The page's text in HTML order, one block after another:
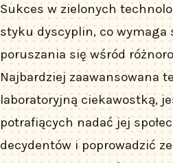
Sukces w zielonych
styku dyscyplin, co wymaga
poruszania się wśród
Najbardziej zaawansowana
laboratoryjną ciekawostką,
potrafiących nadać jej
decydentów i poprowadzić